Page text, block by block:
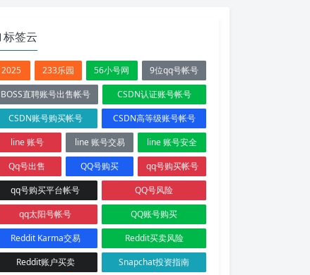
标签云
2025 233乐园 56小号网
9位qq号帐号
BOSS直聘账号出售帐号
CSDN认证账号帐号
CSDN账号购买帐号
CSDN高等级账号帐号
line 账号
line 账号交易
line 账号安全
Qq号出售
QQ号购买
qq号购买帐号
qq号购买平台帐号
QQ号风险
qq太阳号帐号
QQ账号购买
Reddit Karma交易
Reddit买卖风险
Reddit账户买卖
Snapchat投资指南